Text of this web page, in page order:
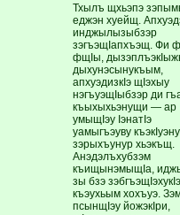
Тхылъ щхьэпэ
еджэн хуейщ.
инджылызыбзэр
зэгъэщIапхъэщ. Фи
фщIы,
дыхунэсынукъым,
апхуэдизкIэ щIэхыу
нэгъуэщIыбзэр ди
къыхыхьэнущи — ар
умыщIэу IэнатIэ
уамыгъэуву
зэрыхъунур хьэкъщ.
Анэдэлъхубзэм
къищынэмыщIа,
зы бзэ
къэухьым хохъуэ.
псынщIэу йожэкIри,